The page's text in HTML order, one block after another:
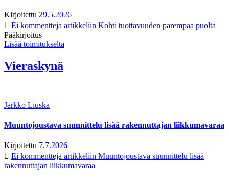
Kirjoitettu 29.5.2026
Ei kommentteja artikkeliin Kohti tuottavuuden parempaa puolta
Pääkirjoitus
Lisää toimitukselta
Vieraskynä
Jarkko Liuska
Muuntojoustava suunnittelu lisää rakennuttajan liikkumavaraa
Kirjoitettu 7.7.2026
Ei kommentteja artikkeliin Muuntojoustava suunnittelu lisää
rakennuttajan liikkumavaraa